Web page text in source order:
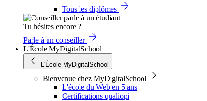
Tous les diplômes
Tu hésites encore ?
Parle à un conseiller
L'École MyDigitalSchool
L'École MyDigitalSchool
Bienvenue chez MyDigitalSchool
L'école du Web en 5 ans
Certifications qualiopi